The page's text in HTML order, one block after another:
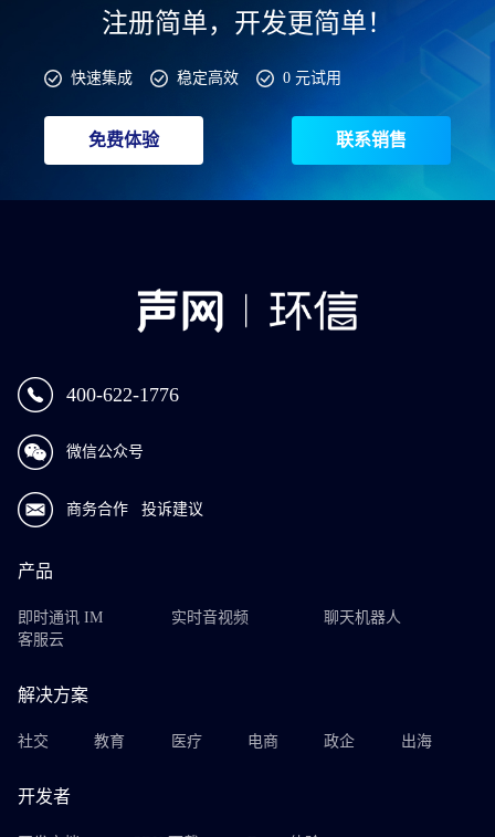
注册简单，开发更简单！
快速集成 稳定高效 0 元试用
免费体验 联系销售
400-622-1776
微信公众号
商务合作 投诉建议
产品
即时通讯 IM 实时音视频
聊天机器人
客服云
解决方案
社交 教育 医疗 电商 政企 出海
开发者